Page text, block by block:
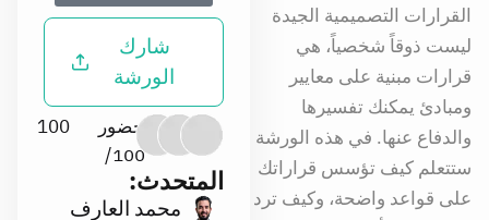
القرارات التصميمية الجيدة
ليست ذوقاً شخصياً، هي
قرارات مبنية على معايير
ومبادئ يمكنك تفسيرها
والدفاع عنها. في هذه الورشة
ستتعلم كيف تؤسس قراراتك
على قواعد واضحة، وكيف ترد
شارك
الورشة
حضور
100/
100
المتحدث:
محمد العارف